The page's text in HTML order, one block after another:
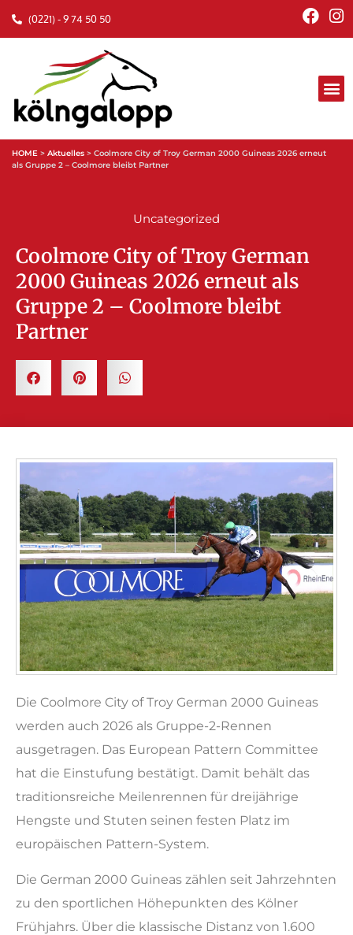
(0221) - 9 74 50 50
HOME > Aktuelles > Coolmore City of Troy German 2000 Guineas 2026 erneut
als Gruppe 2 – Coolmore bleibt Partner
Uncategorized
Coolmore City of Troy German
2000 Guineas 2026 erneut als
Gruppe 2 – Coolmore bleibt
Partner
Die Coolmore City of Troy German 2000 Guineas
werden auch 2026 als Gruppe-2-Rennen
ausgetragen. Das European Pattern Committee
hat die Einstufung bestätigt. Damit behält das
traditionsreiche Meilenrennen für dreijährige
Hengste und Stuten seinen festen Platz im
europäischen Pattern-System.
Die German 2000 Guineas zählen seit Jahrzehnten
zu den sportlichen Höhepunkten des Kölner
Frühjahrs. Über die klassische Distanz von 1.600